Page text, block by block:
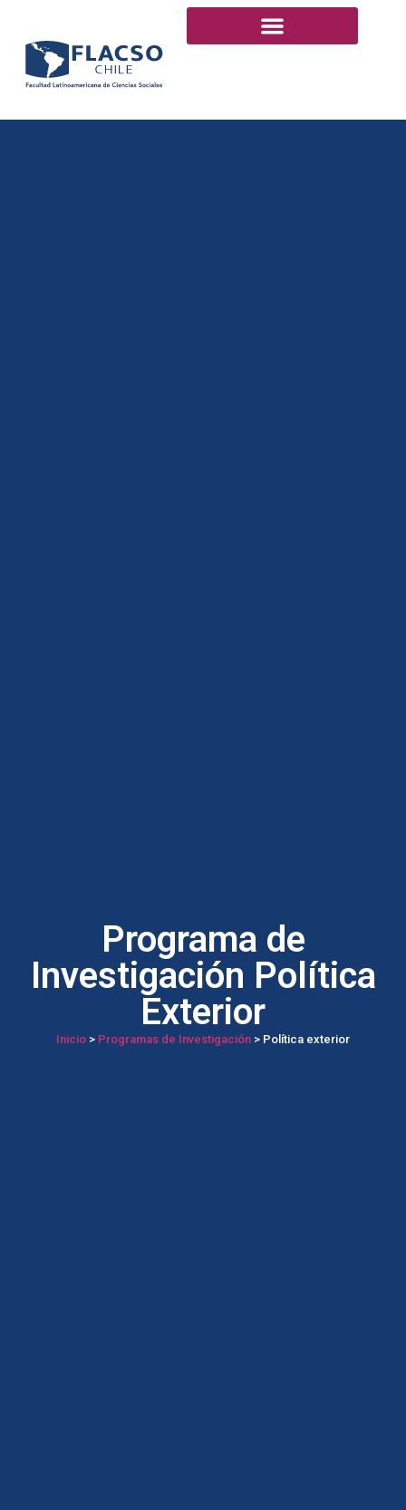
Programa de
Investigación Política
Exterior
Inicio > Programas de Investigación > Política exterior